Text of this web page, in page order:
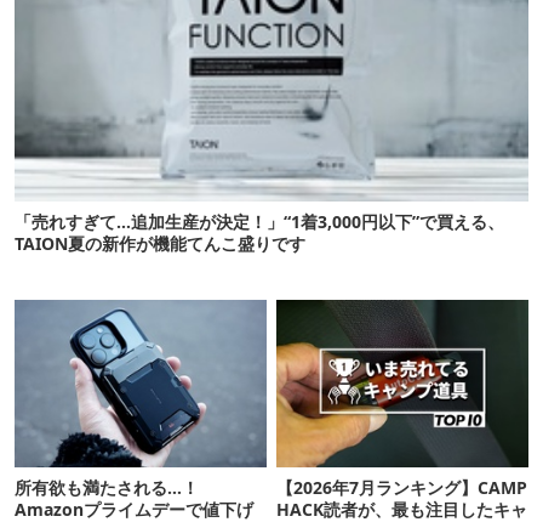
「売れすぎて…追加生産が決定！」“1着3,000円以下”で買える、
TAION夏の新作が機能てんこ盛りです
所有欲も満たされる…！
Amazonプライムデーで値下げ
【2026年7月ランキング】CAMP
HACK読者が、最も注目したキャ